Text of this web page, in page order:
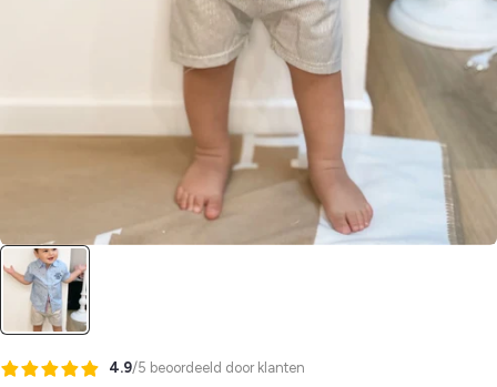
4.9/5 beoordeeld door klanten